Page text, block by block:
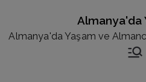
Almanya'da
Almanya'da Yaşam ve